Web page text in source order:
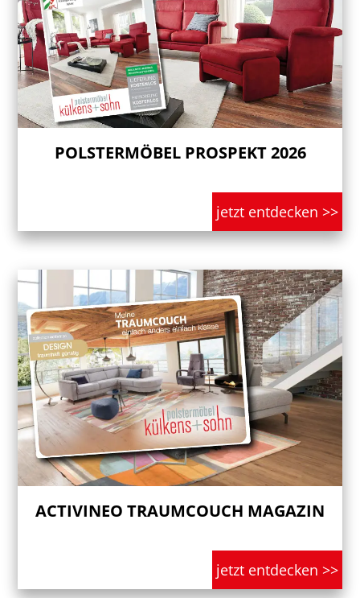
POLSTERMÖBEL PROSPEKT 2026
jetzt entdecken >>
ACTIVINEO TRAUMCOUCH MAGAZIN
jetzt entdecken >>